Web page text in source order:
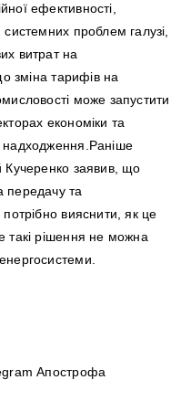
ефективності,
проблем галузі,
витрат на
зміна тарифів на
може запустити
економіки та
надходження.Раніше
Кучеренко заявив, що
передачу та
потрібно вияснити, як це
такі рішення не можна
Апострофа